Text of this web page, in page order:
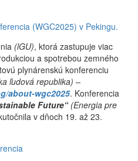
(WGC2025) v Pekingu.
(lGU), ktorá zastupuje viac
a spotrebou zemného
plynárenskú konferenciu
ľudová republika) –
about-wgc2025. Konferencia
Future“ (Energia pre
v dňoch 19. až 23.